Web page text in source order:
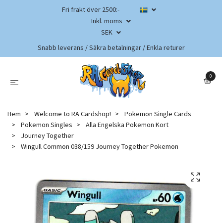
Fri frakt över 2500:-
Inkl. moms
SEK
Snabb leverans / Säkra betalningar / Enkla returer
0
Hem Welcome to RA Cardshop!
Pokemon Single Cards
Pokemon Singles
Alla Engelska Pokemon Kort
Journey Together
Wingull Common 038/159 Journey Together Pokemon